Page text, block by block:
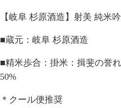
【岐阜 杉原酒造】射美 純米
■蔵元：岐阜 杉原酒造
■精米歩合：掛米：揖斐の誉
50%
＊クール便推奨